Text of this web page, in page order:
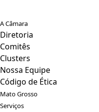
A Câmara
Diretoria
Comitês
Clusters
Nossa Equipe
Código de Ética
Mato Grosso
Serviços